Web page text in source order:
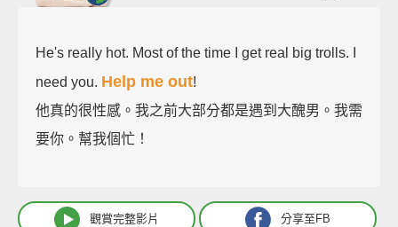
He's really hot. Most of the time I get real big trolls. I
need you. Help me out!
他真的很性感。我之前大部分都是遇到大醜男。我需
要你。幫我個忙！
觀賞完整影片 分享至FB